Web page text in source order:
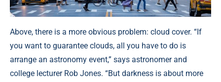
Above, there is a more obvious problem: cloud cover. “If
you want to guarantee clouds, all you have to do is
arrange an astronomy event,” says astronomer and
college lecturer Rob Jones. “But darkness is about more